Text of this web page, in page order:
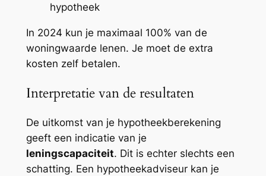
hypotheek
In 2024 kun je maximaal 100% van de
woningwaarde lenen. Je moet de extra
kosten zelf betalen.
Interpretatie van de resultaten
De uitkomst van je hypotheekberekening
geeft een indicatie van je
leningscapaciteit. Dit is echter slechts een
schatting. Een hypotheekadviseur kan je